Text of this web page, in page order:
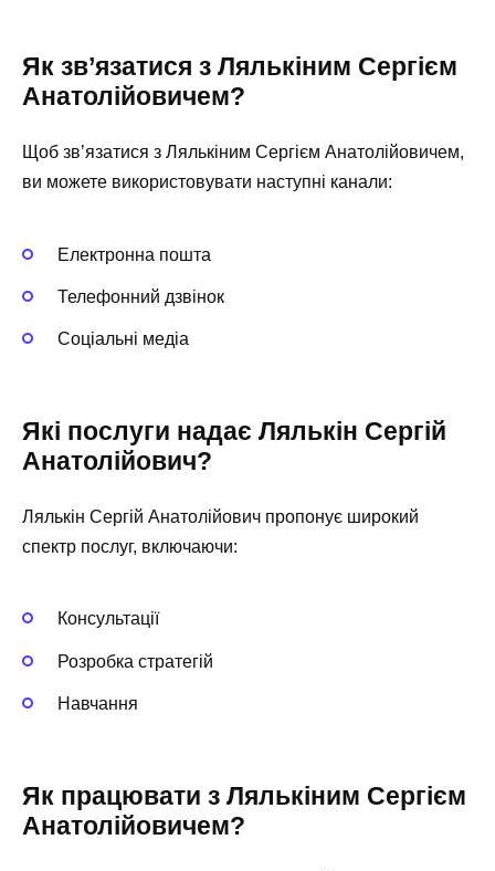
Як зв’язатися з Лялькіним Сергієм
Анатолійовичем?
Щоб зв’язатися з Лялькіним Сергієм Анатолійовичем,
ви можете використовувати наступні канали:
Електронна пошта
Телефонний дзвінок
Соціальні медіа
Які послуги надає Лялькін Сергій
Анатолійович?
Лялькін Сергій Анатолійович пропонує широкий
спектр послуг, включаючи:
Консультації
Розробка стратегій
Навчання
Як працювати з Лялькіним Сергієм
Анатолійовичем?